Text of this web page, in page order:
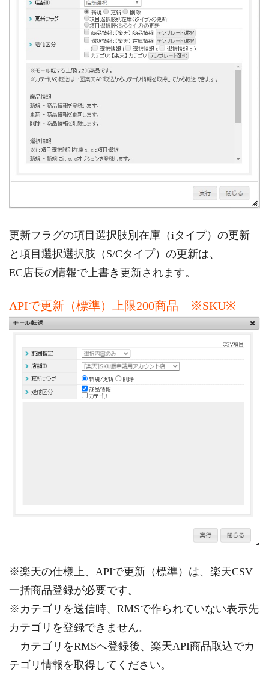
更新フラグの項目選択肢別在庫（iタイプ）の更新
と項目選択選択肢（S/Cタイプ）の更新は、
EC店長の情報で上書き更新されます。
APIで更新（標準）上限200商品 ※SKU※
※楽天の仕様上、APIで更新（標準）は、楽天CSV
一括商品登録が必要です。
※カテゴリを送信時、RMSで作られていない表示先
カテゴリを登録できません。
カテゴリをRMSへ登録後、楽天API商品取込でカ
テゴリ情報を取得してください。